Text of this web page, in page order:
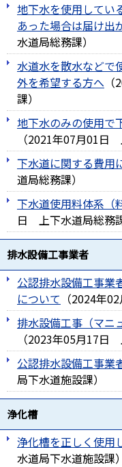
地下水を使用してい
あった場合は届け出
水道局総務課）
水道水を散水などで
外を希望する方へ （
課）
地下水のみの使用で
（2021年07月01日
下水道に関する費用
道局総務課）
下水道使用料体系（
日
上下水道局総務
排水設備工事業者
公認排水設備工事業
について （2024年
排水設備工事（マニ
（2023年05月17日
公認排水設備工事業
局下水道施設課）
浄化槽
浄化槽を正しく使用
水道局下水道施設課）